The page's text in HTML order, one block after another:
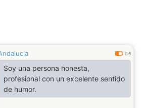
0.6
Soy una persona honesta,
profesional con un excelente sentido
de humor.